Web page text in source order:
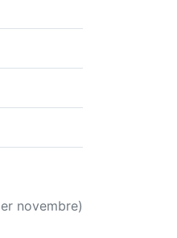
novembre)